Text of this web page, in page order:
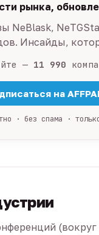
рынка,
NeBlask,
Инсайды,
— 11 990
на
· без спама ·